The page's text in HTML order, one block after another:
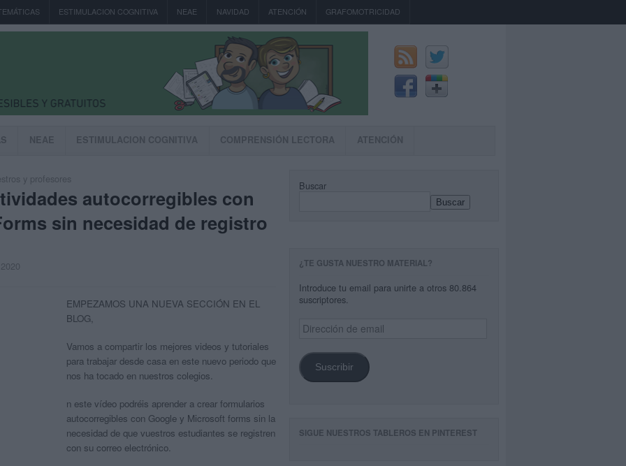
ESTIMULACION COGNITIVA NEAE NAVIDAD ATENCIÓN GRAFOMOTRICIDAD
NEAE ESTIMULACION COGNITIVA COMPRENSIÓN LECTORA ATENCIÓN
y profesores
autocorregibles con
sin necesidad de registro
EMPEZAMOS UNA NUEVA SECCIÓN EN EL
BLOG,
Vamos a compartir los mejores videos y tutoriales
para trabajar desde casa en este nuevo periodo que
nos ha tocado en nuestros colegios.
n este vídeo podréis aprender a crear formularios
autocorregibles con Google y Microsoft forms sin la
necesidad de que vuestros estudiantes se registren
con su correo electrónico.
Buscar
Buscar
¿TE GUSTA NUESTRO MATERIAL?
Introduce tu email para unirte a otros 80.864
suscriptores.
Dirección
de
Suscribir
SIGUE NUESTROS TABLEROS EN PINTEREST